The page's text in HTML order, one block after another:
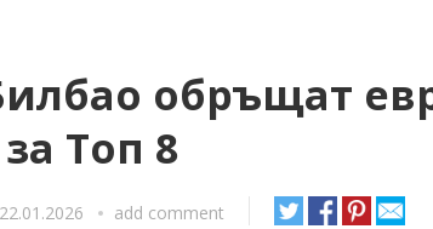
обръщат
Топ 8
22.01.2026 add comment